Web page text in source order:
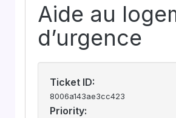
Aide au
d’urgence
Ticket ID:
8006a143ae3cc423
Priority: